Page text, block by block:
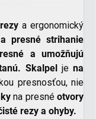
a ergonomický
presné strihanie
a umožňujú
Skalpel je na
presnosťou, nie
na presnéotvory
rezy a ohyby.